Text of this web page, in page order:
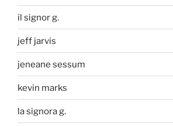
il signor g.
jeff jarvis
jeneane sessum
kevin marks
la signora g.